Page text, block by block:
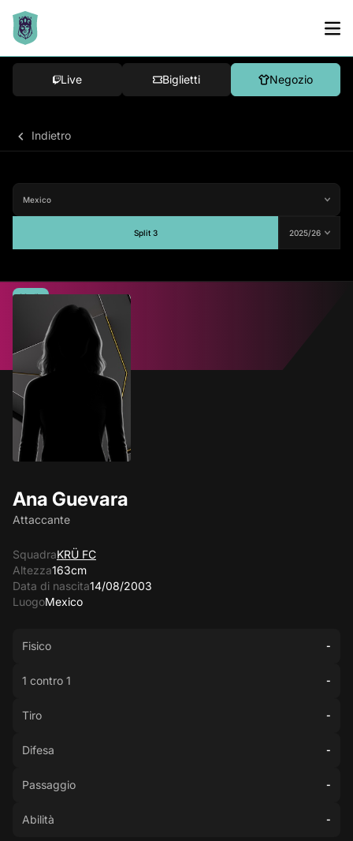
Live Biglietti Negozio
Indietro
Split 3
Ana Guevara
Attaccante
SquadraKRÜ FC
Altezza163cm
Data di nascita14/08/2003
LuogoMexico
Media
Fisico -
1 contro 1 -
Tiro -
Difesa -
Passaggio -
Abilità -